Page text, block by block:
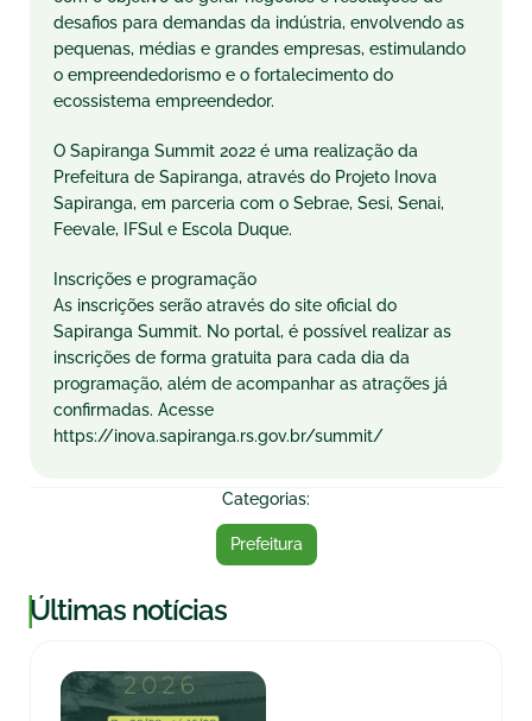
desafios para demandas da indústria, envolvendo as
pequenas, médias e grandes empresas, estimulando
o empreendedorismo e o fortalecimento do
ecossistema empreendedor.
O Sapiranga Summit 2022 é uma realização da
Prefeitura de Sapiranga, através do Projeto Inova
Sapiranga, em parceria com o Sebrae, Sesi, Senai,
Feevale, IFSul e Escola Duque.
Inscrições e programação
As inscrições serão através do site oficial do
Sapiranga Summit. No portal, é possível realizar as
inscrições de forma gratuita para cada dia da
programação, além de acompanhar as atrações já
confirmadas. Acesse
https://inova.sapiranga.rs.gov.br/summit/
Categorias:
Prefeitura
|Últimas notícias